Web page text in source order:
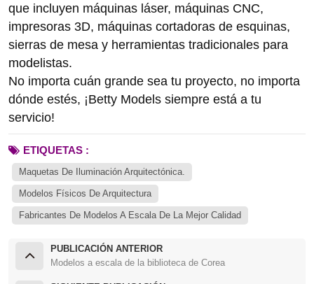
que incluyen máquinas láser, máquinas CNC,
impresoras 3D, máquinas cortadoras de esquinas,
sierras de mesa y herramientas tradicionales para
modelistas.
No importa cuán grande sea tu proyecto, no importa
dónde estés, ¡Betty Models siempre está a tu
servicio!
ETIQUETAS :
Maquetas De Iluminación Arquitectónica.
Modelos Físicos De Arquitectura
Fabricantes De Modelos A Escala De La Mejor Calidad
PUBLICACIÓN ANTERIOR
Modelos a escala de la biblioteca de Corea